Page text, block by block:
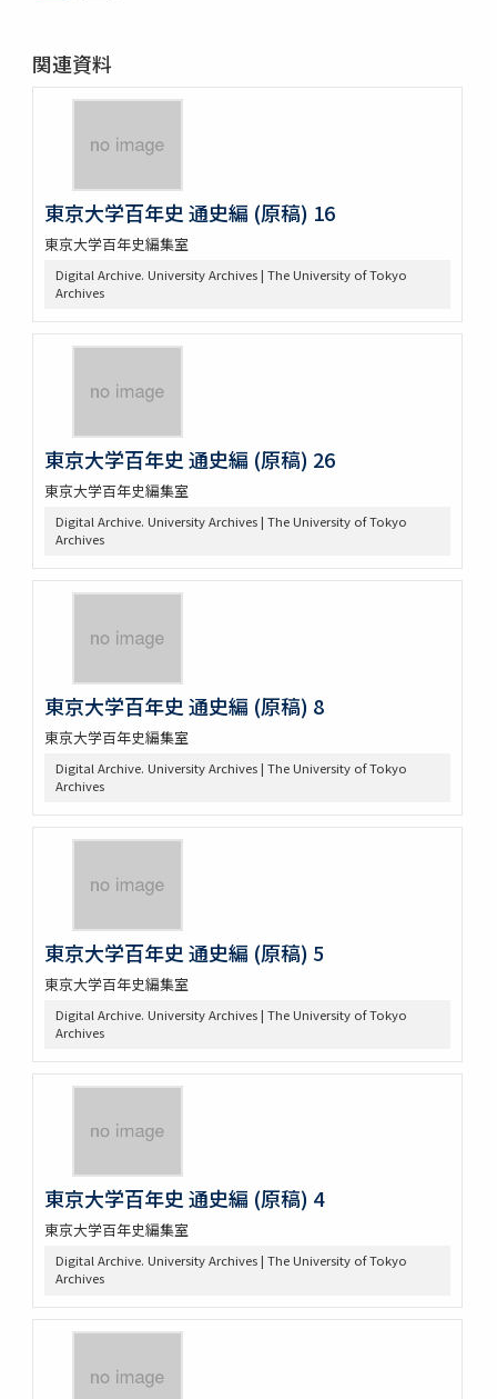
関連資料
東京大学百年史 通史編 (原稿) 16
東京大学百年史編集室
Digital Archive. University Archives | The University of Tokyo
Archives
東京大学百年史 通史編 (原稿) 26
東京大学百年史編集室
Digital Archive. University Archives | The University of Tokyo
Archives
東京大学百年史 通史編 (原稿) 8
東京大学百年史編集室
Digital Archive. University Archives | The University of Tokyo
Archives
東京大学百年史 通史編 (原稿) 5
東京大学百年史編集室
Digital Archive. University Archives | The University of Tokyo
Archives
東京大学百年史 通史編 (原稿) 4
東京大学百年史編集室
Digital Archive. University Archives | The University of Tokyo
Archives